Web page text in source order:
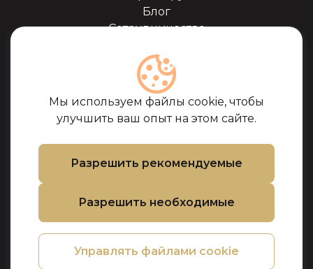
Мы используем файлы cookie, чтобы
улучшить ваш опыт на этом сайте.
Разрешить рекомендуемые
Разрешить необходимые
Управлять файлами cookie
Блог
Сотрудничество
Сертификаты
Часто задоваемые
вопросы
Поддержка
Политика
файлов cookie
Политика
конфиденциальности
Политика